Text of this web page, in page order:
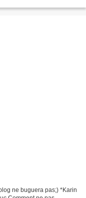
ne buguera pas;) *Karin